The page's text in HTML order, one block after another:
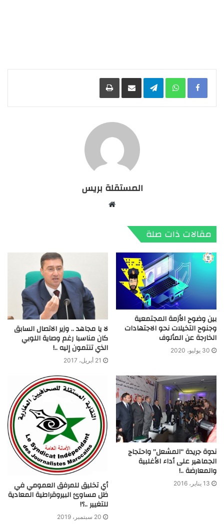
Facebook
WhatsApp
Telegramمشاركة عبر البريد طباعة
المستقلة بريس
مقالات ذات صلة
بين وضوح الأزمة المجتمعية
وجنوح التخيلات نحو الاجتهادات
الخارجة عن المألوف
30 يوليو، 2020
لا يا مجاهد .. وزير الاتصال السابق
كان مناسبا رغم وصاية اللوبي
الذي تنتمون إليه ..!
21 أبريل، 2017
ندوة جريدة “المشعل” واحتجاج
الجماهير على أداء الأغلبية
والمعارضة ..!
13 يناير، 2016 أي تخليق للمرفق العمومي في
ظل مساوئ البيروقراطية المعادية
للتغيير ..؟!
20 سبتمبر، 2019